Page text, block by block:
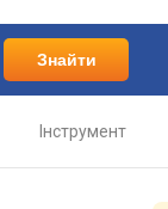
Знайти
Інструмент